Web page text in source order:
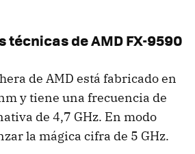
de AMD FX-9590
de AMD está fabricado en
y tiene una frecuencia de
de 4,7 GHz. En modo
la mágica cifra de 5 GHz.